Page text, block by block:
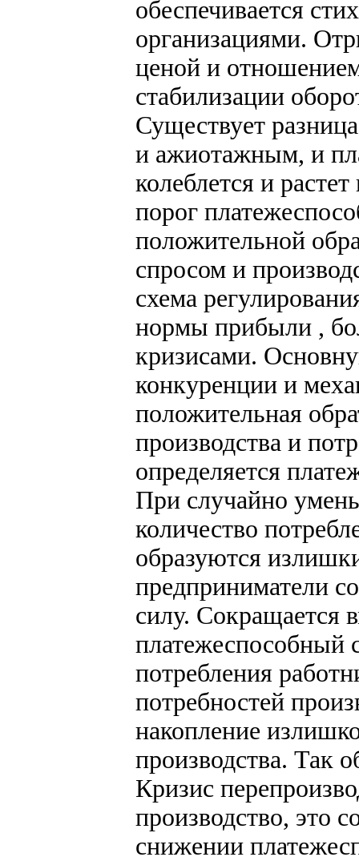
обеспечивается
организациями.
ценой и
стабилизации
Существует
и ажиотажным, и
колеблется и
порог
положительной
спросом и
схема
нормы прибыли ,
кризисами.
конкуренции и
положительная
производства и
определяется
При случайно
количество
образуются
предприниматели
силу. Сокращается
платежеспособный
потребления
потребностей
накопление
производства. Так
Кризис
производство, это
снижении